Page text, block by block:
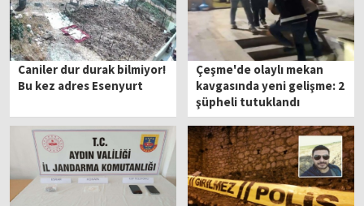
Caniler dur durak bilmiyor!
Bu kez adres Esenyurt
Çeşme'de olaylı mekan
kavgasında yeni gelişme: 2
şüpheli tutuklandı